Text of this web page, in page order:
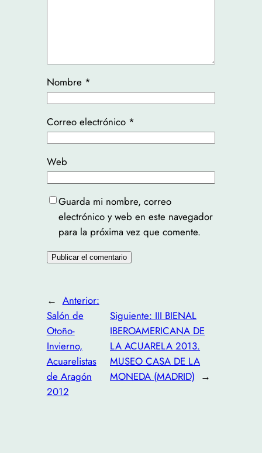
Nombre *
Correo electrónico *
Web
Guarda mi nombre, correo
electrónico y web en este navegador
para la próxima vez que comente.
← Anterior:
Salón de
Otoño-
Invierno,
Acuarelistas
de Aragón
2012
Siguiente: III BIENAL
IBEROAMERICANA DE
LA ACUARELA 2013.
MUSEO CASA DE LA
MONEDA (MADRID) →